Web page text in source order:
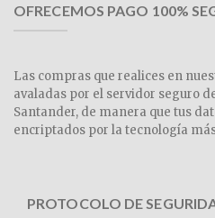
OFRECEMOS PAGO 100%
Las compras que realices en
avaladas por el servidor seguro
Santander, de manera que tus
encriptados por la tecnología
PROTOCOLO DE